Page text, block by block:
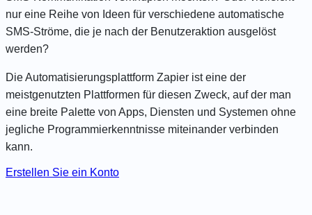
nur eine Reihe von Ideen für verschiedene automatische
SMS-Ströme, die je nach der Benutzeraktion ausgelöst
werden?
Die Automatisierungsplattform Zapier ist eine der
meistgenutzten Plattformen für diesen Zweck, auf der man
eine breite Palette von Apps, Diensten und Systemen ohne
jegliche Programmierkenntnisse miteinander verbinden
kann.
Erstellen Sie ein Konto